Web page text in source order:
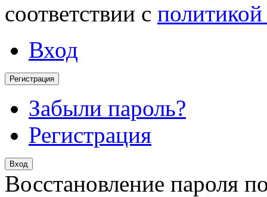
соответствии с
Вход
Регистрация
Забыли пароль?
Регистрация
Вход
Восстановление пароля